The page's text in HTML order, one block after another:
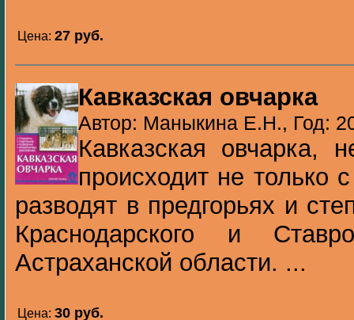
Цена: 27 pуб.
Кавказская овчарка
Автор: Маныкина Е.Н., Год:
Кавказская овчарка,
происходит не только
разводят в предгорьях и
Краснодарского и
Астраханской области. ...
Цена: 30 pуб.